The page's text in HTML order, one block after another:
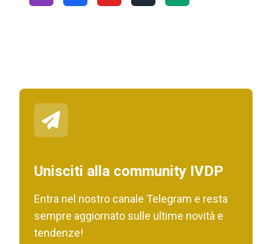
Unisciti alla community IVDP
Entra nel nostro canale Telegram e resta
sempre aggiornato sulle ultime novità e
tendenze!